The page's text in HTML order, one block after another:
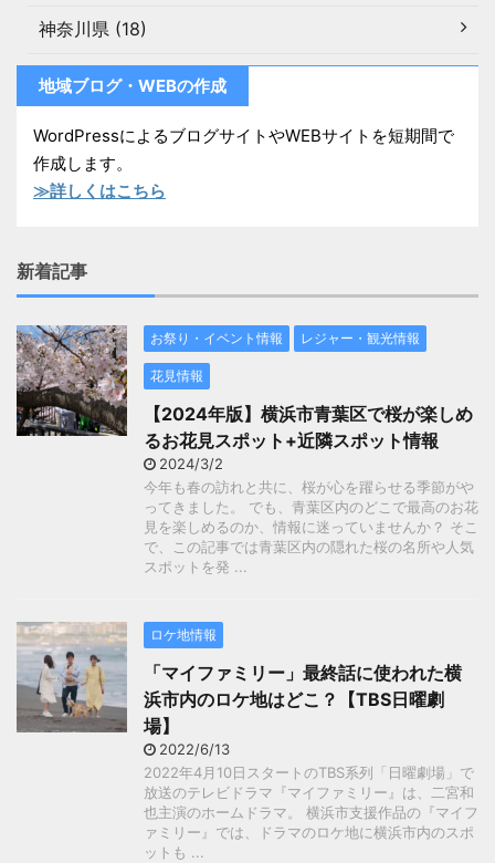
神奈川県 (18)
地域ブログ・WEBの作成
WordPressによるブログサイトやWEBサイトを短期間で
作成します。
≫詳しくはこちら
新着記事
お祭り・イベント情報 レジャー・観光情報
花見情報
【2024年版】横浜市青葉区で桜が楽しめ
るお花見スポット+近隣スポット情報
2024/3/2
今年も春の訪れと共に、桜が心を躍らせる季節がや
ってきました。 でも、青葉区内のどこで最高のお花
見を楽しめるのか、情報に迷っていませんか？ そこ
で、この記事では青葉区内の隠れた桜の名所や人気
スポットを発 ...
ロケ地情報
「マイファミリー」最終話に使われた横
浜市内のロケ地はどこ？【TBS日曜劇
場】
2022/6/13
2022年4月10日スタートのTBS系列「日曜劇場」で
放送のテレビドラマ『マイファミリー』は、二宮和
也主演のホームドラマ。 横浜市支援作品の『マイフ
ァミリー』では、ドラマのロケ地に横浜市内のスポ
ットも ...